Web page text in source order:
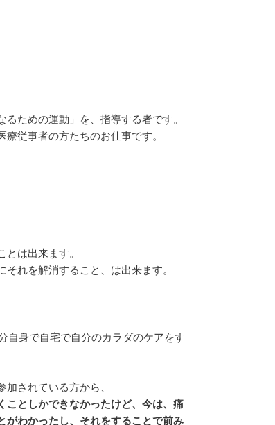
ための運動」を、指導する者です。
従事者の方たちのお仕事です。
は出来ます。
れを解消すること、は出来ます。
自身で自宅で自分のカラダのケアをす
されている方から、
ことしかできなかったけど、今は、痛
がわかったし、それをすることで前み